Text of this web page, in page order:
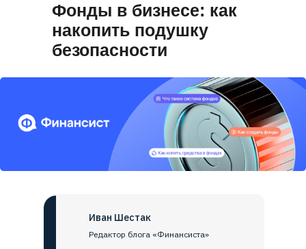
Фонды в бизнесе: как
накопить подушку
безопасности
Иван Шестак
Редактор блога «Финансиста»